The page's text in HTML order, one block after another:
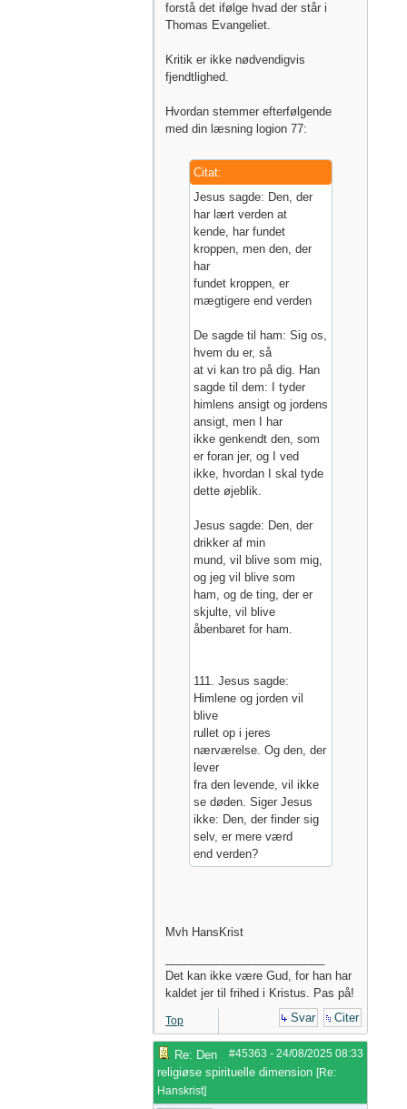
forstå det ifølge hvad der står i
Thomas Evangeliet.
Kritik er ikke nødvendigvis
fjendtlighed.
Hvordan stemmer efterfølgende
med din læsning logion 77:
Citat:
Jesus sagde: Den, der
har lært verden at
kende, har fundet
kroppen, men den, der
har
fundet kroppen, er
mægtigere end verden
De sagde til ham: Sig os,
hvem du er, så
at vi kan tro på dig. Han
sagde til dem: I tyder
himlens ansigt og jordens
ansigt, men I har
ikke genkendt den, som
er foran jer, og I ved
ikke, hvordan I skal tyde
dette øjeblik.
Jesus sagde: Den, der
drikker af min
mund, vil blive som mig,
og jeg vil blive som
ham, og de ting, der er
skjulte, vil blive
åbenbaret for ham.
111. Jesus sagde:
Himlene og jorden vil
blive
rullet op i jeres
nærværelse. Og den, der
lever
fra den levende, vil ikke
se døden. Siger Jesus
ikke: Den, der finder sig
selv, er mere værd
end verden?
Mvh HansKrist
Det kan ikke være Gud, for han har
kaldet jer til frihed i Kristus. Pas på!
Top Svar Citer
#45363 - 24/08/2025 08:33
Re: Den
religiøse spirituelle dimension [Re:
Hanskrist]